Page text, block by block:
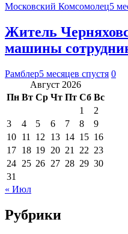
Московский Комсомолец5
Житель
машины
Рамблер5 месяцев спустя 0
Август 2026
Пн Вт Ср Чт Пт Сб Вс
1
2
3
4 5 6 7 8
9
10 11 12 13 14 15 16
17 18 19 20 21 22 23
24 25 26 27 28 29 30
31
« Июл
Рубрики